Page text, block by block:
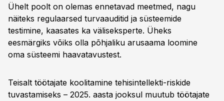
Ühelt poolt on olemas ennetavad meetmed, nagu
näiteks regulaarsed turvaauditid ja süsteemide
testimine, kaasates ka väliseksperte. Üheks
eesmärgiks võiks olla põhjaliku arusaama loomine
oma süsteemi haavatavustest.
Teisalt töötajate koolitamine tehisintellekti-riskide
tuvastamiseks – 2025. aasta jooksul muutub töötajate